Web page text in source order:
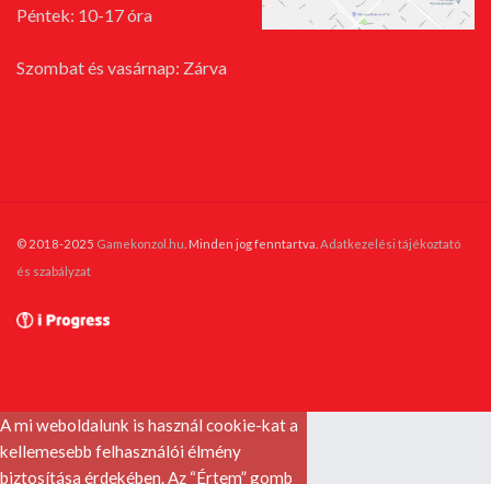
Péntek: 10-17 óra
Szombat és vasárnap: Zárva
© 2018-2025 Gamekonzol.hu . Minden jog fenntartva. Adatkezelési tájékoztató
és szabályzat
A mi weboldalunk is használ cookie-kat a
kellemesebb felhasználói élmény
biztosítása érdekében. Az “Értem” gomb